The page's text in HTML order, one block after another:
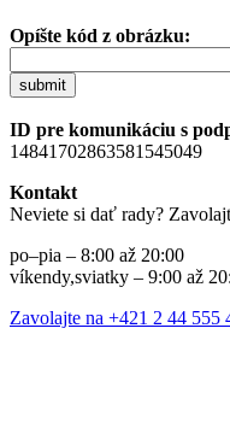
Opíšte kód z obrázku:
submit
ID pre komunikáciu s
14841702863581545049
Kontakt
Neviete si dať rady?
po–pia – 8:00 až 20:00
víkendy,sviatky – 9:00 až
Zavolajte na +421 2 44 555